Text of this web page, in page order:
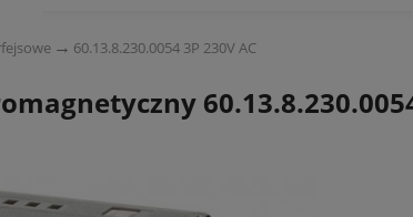
60.13.8.230.0054 3P 230V AC